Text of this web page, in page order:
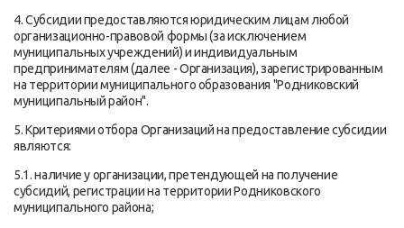
4. Субсидии предоставляются юридическим лицам любой
организационно-правовой формы (за исключением
муниципальных учреждений) и индивидуальным
предпринимателям (далее - Организация), зарегистрированным
на территории муниципального образования "Родниковский
муниципальный район".
5. Критериями отбора Организаций на предоставление субсидии
являются:
5.1. наличие у организации, претендующей на получение
субсидий, регистрации на территории Родниковского
муниципального района;